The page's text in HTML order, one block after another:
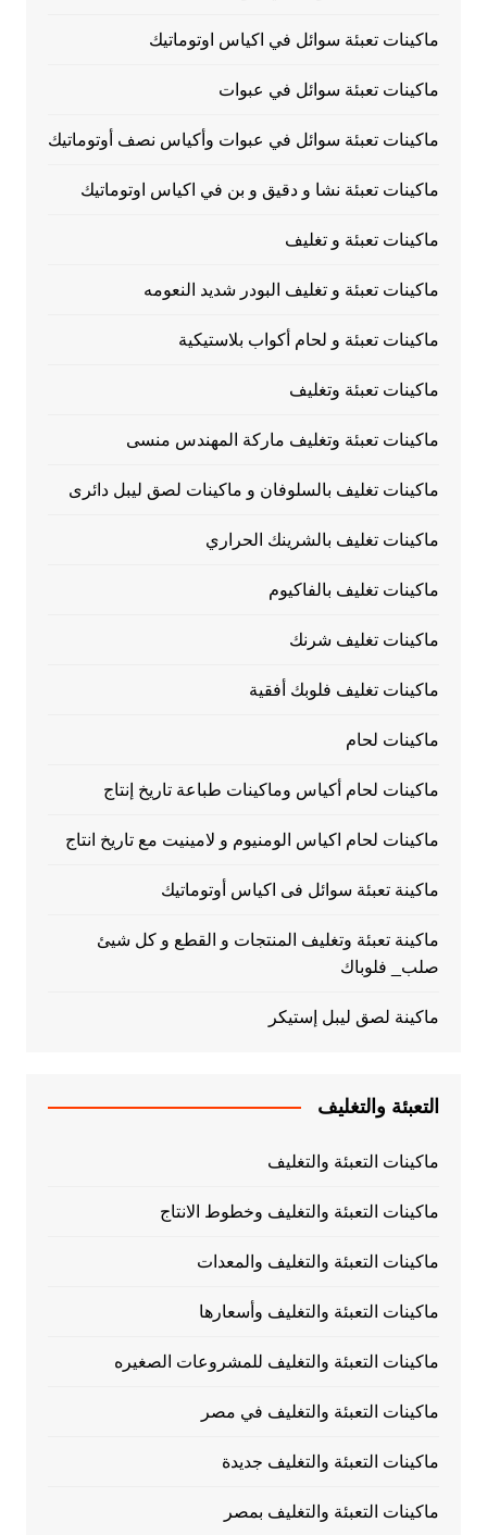
ماكينات تعبئة سوائل في اكياس اوتوماتيك
ماكينات تعبئة سوائل في عبوات
ماكينات تعبئة سوائل في عبوات وأكياس نصف أوتوماتيك
ماكينات تعبئة نشا و دقيق و بن في اكياس اوتوماتيك
ماكينات تعبئة و تغليف
ماكينات تعبئة و تغليف البودر شديد النعومه
ماكينات تعبئة و لحام أكواب بلاستيكية
ماكينات تعبئة وتغليف
ماكينات تعبئة وتغليف ماركة المهندس منسى
ماكينات تغليف بالسلوفان و ماكينات لصق ليبل دائرى
ماكينات تغليف بالشرينك الحراري
ماكينات تغليف بالفاكيوم
ماكينات تغليف شرنك
ماكينات تغليف فلوبك أفقية
ماكينات لحام
ماكينات لحام أكياس وماكينات طباعة تاريخ إنتاج
ماكينات لحام اكياس الومنيوم و لامينيت مع تاريخ انتاج
ماكينة تعبئة سوائل فى اكياس أوتوماتيك
ماكينة تعبئة وتغليف المنتجات و القطع و كل شيئ
صلب_ فلوباك
ماكينة لصق ليبل إستيكر
التعبئة والتغليف
ماكينات التعبئة والتغليف
ماكينات التعبئة والتغليف وخطوط الانتاج
ماكينات التعبئة والتغليف والمعدات
ماكينات التعبئة والتغليف وأسعارها
ماكينات التعبئة والتغليف للمشروعات الصغيره
ماكينات التعبئة والتغليف في مصر
ماكينات التعبئة والتغليف جديدة
ماكينات التعبئة والتغليف بمصر